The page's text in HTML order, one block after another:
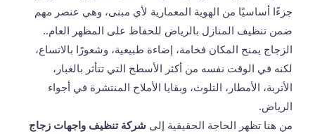
جزءًا أساسيًا من الهوية المعمارية لأي مبنى، وهي عنصر مهم
ضمن تنظيف المنازل بالرياض للحفاظ على المظهر العام..
الزجاج يمنح المكان فخامة، إضاءة طبيعية، وشعورًا بالاتساع،
لكنه في الوقت نفسه من أكثر الأسطح التي تتأثر بالغبار،
الأتربة، الأمطار، التلوث، وبقايا الأملاح المنتشرة في أجواء
الرياض.
من هنا تظهر الحاجة الحقيقية إلى شركة تنظيف واجهات زجاج